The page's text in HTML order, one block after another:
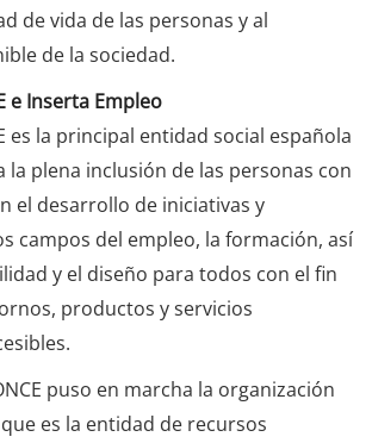
de vida de las personas y al
de la sociedad.
e Inserta Empleo
es la principal entidad social española
la plena inclusión de las personas con
el desarrollo de iniciativas y
campos del empleo, la formación, así
y el diseño para todos con el fin
productos y servicios
puso en marcha la organización
es la entidad de recursos